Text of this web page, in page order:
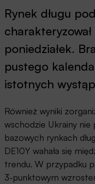
Rynek długu
poniedziałek.
pustego
istotnych
Również wyniki
wschodzie Ukrainy nie
bazowych rynkach
DE10Y wahała się
trendu. W przypadku
3-punktowym